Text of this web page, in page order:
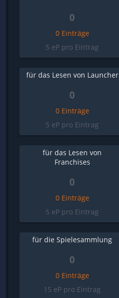
0
0 Einträge
5 eP pro Eintrag
für das Lesen von Launcher
0
0 Einträge
5 eP pro Eintrag
für das Lesen von
Franchises
0
0 Einträge
5 eP pro Eintrag
für die Spielesammlung
0
0 Einträge
15 eP pro Eintrag